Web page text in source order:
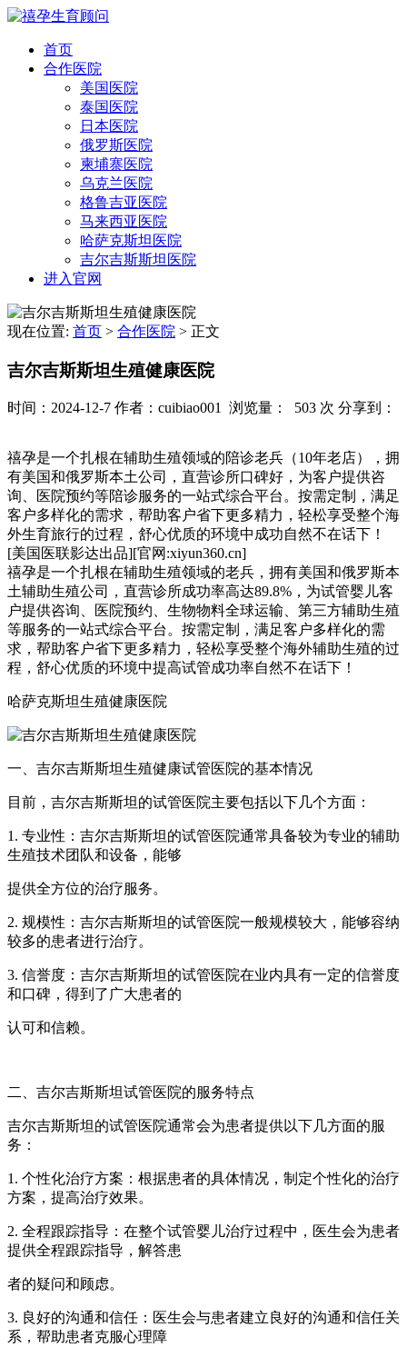
首页
合作医院
美国医院
泰国医院
日本医院
俄罗斯医院
柬埔寨医院
乌克兰医院
格鲁吉亚医院
马来西亚医院
哈萨克斯坦医院
吉尔吉斯斯坦医院
进入官网
现在位置: 首页 > 合作医院 > 正文
吉尔吉斯斯坦生殖健康医院
时间：2024-12-7 作者：cuibiao001 浏览量： 503 次 分享到：
禧孕是一个扎根在辅助生殖领域的陪诊老兵（10年老店），拥
有美国和俄罗斯本土公司，直营诊所口碑好，为客户提供咨
询、医院预约等陪诊服务的一站式综合平台。按需定制，满足
客户多样化的需求，帮助客户省下更多精力，轻松享受整个海
外生育旅行的过程，舒心优质的环境中成功自然不在话下！
[美国医联影达出品][官网:xiyun360.cn]
禧孕是一个扎根在辅助生殖领域的老兵，拥有美国和俄罗斯本
土辅助生殖公司，直营诊所成功率高达89.8%，为试管婴儿客
户提供咨询、医院预约、生物物料全球运输、第三方辅助生殖
等服务的一站式综合平台。按需定制，满足客户多样化的需
求，帮助客户省下更多精力，轻松享受整个海外辅助生殖的过
程，舒心优质的环境中提高试管成功率自然不在话下！
哈萨克斯坦生殖健康医院
一、吉尔吉斯斯坦生殖健康试管医院的基本情况
目前，吉尔吉斯斯坦的试管医院主要包括以下几个方面：
1. 专业性：吉尔吉斯斯坦的试管医院通常具备较为专业的辅助
生殖技术团队和设备，能够
提供全方位的治疗服务。
2. 规模性：吉尔吉斯斯坦的试管医院一般规模较大，能够容纳
较多的患者进行治疗。
3. 信誉度：吉尔吉斯斯坦的试管医院在业内具有一定的信誉度
和口碑，得到了广大患者的
认可和信赖。
二、吉尔吉斯斯坦试管医院的服务特点
吉尔吉斯斯坦的试管医院通常会为患者提供以下几方面的服
务：
1. 个性化治疗方案：根据患者的具体情况，制定个性化的治疗
方案，提高治疗效果。
2. 全程跟踪指导：在整个试管婴儿治疗过程中，医生会为患者
提供全程跟踪指导，解答患
者的疑问和顾虑。
3. 良好的沟通和信任：医生会与患者建立良好的沟通和信任关
系，帮助患者克服心理障